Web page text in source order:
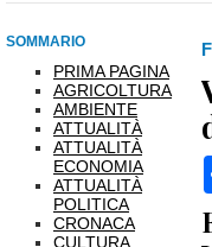
SOMMARIO
PRIMA PAGINA
AGRICOLTURA
AMBIENTE
ATTUALITÀ
ATTUALITÀ
ECONOMIA
ATTUALITÀ
POLITICA
CRONACA
CULTURA